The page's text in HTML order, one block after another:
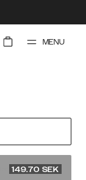
MENU
149.70 SEK